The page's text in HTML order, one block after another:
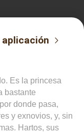
aplicación
Es la princesa
bastante
donde pasa,
y exnovios, y, sin
Hartos, sus